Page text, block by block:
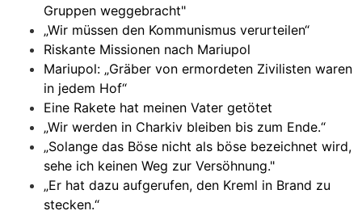
Gruppen weggebracht"
„Wir müssen den Kommunismus verurteilen“
Riskante Missionen nach Mariupol
Mariupol: „Gräber von ermordeten Zivilisten waren
in jedem Hof“
Eine Rakete hat meinen Vater getötet
„Wir werden in Charkiv bleiben bis zum Ende.“
„Solange das Böse nicht als böse bezeichnet wird,
sehe ich keinen Weg zur Versöhnung."
„Er hat dazu aufgerufen, den Kreml in Brand zu
stecken.“